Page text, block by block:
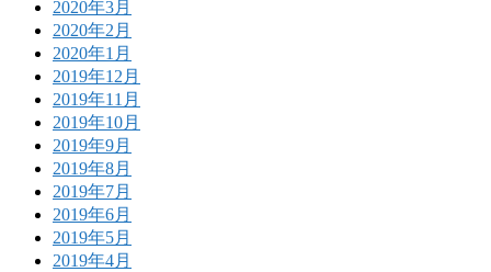
2020年3月
2020年2月
2020年1月
2019年12月
2019年11月
2019年10月
2019年9月
2019年8月
2019年7月
2019年6月
2019年5月
2019年4月